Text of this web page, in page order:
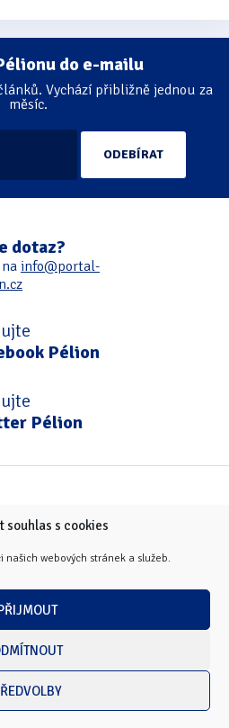
souhlas s cookies
našich webových stránek a služeb.
do e-mailu
Vychází přibližně jednou za
měsíc.
dotaz?
info@portal-
Pélion
Pélion